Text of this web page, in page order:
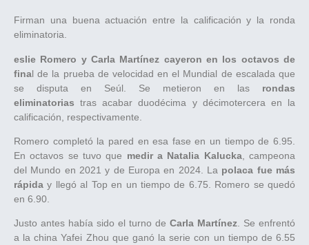
Firman una buena actuación entre la calificación y la ronda
eliminatoria.
eslie Romero y Carla Martínez cayeron en los octavos de
final de la prueba de velocidad en el Mundial de escalada que
se disputa en Seúl. Se metieron en las rondas
eliminatorias tras acabar duodécima y décimotercera en la
calificación, respectivamente.
Romero completó la pared en esa fase en un tiempo de 6.95.
En octavos se tuvo que medir a Natalia Kalucka, campeona
del Mundo en 2021 y de Europa en 2024. La polaca fue más
rápida y llegó al Top en un tiempo de 6.75. Romero se quedó
en 6.90.
Justo antes había sido el turno de Carla Martínez. Se enfrentó
a la china Yafei Zhou que ganó la serie con un tiempo de 6.55